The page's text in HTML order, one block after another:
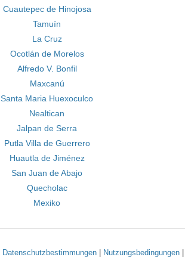
Cuautepec de Hinojosa
Tamuín
La Cruz
Ocotlán de Morelos
Alfredo V. Bonfil
Maxcanú
Santa Maria Huexoculco
Nealtican
Jalpan de Serra
Putla Villa de Guerrero
Huautla de Jiménez
San Juan de Abajo
Quecholac
Mexiko
Datenschutzbestimmungen Nutzungsbedingungen